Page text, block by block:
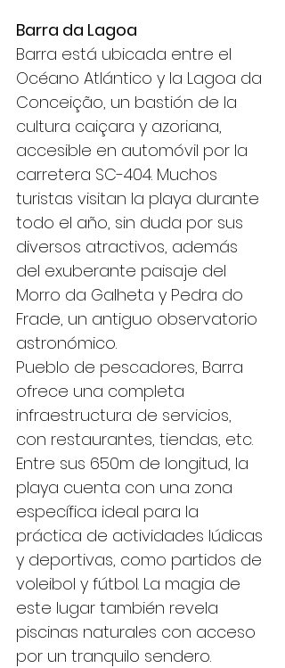
Barra da Lagoa
Barra está ubicada entre el
Océano Atlántico y la Lagoa da
Conceição, un bastión de la
cultura caiçara y azoriana,
accesible en automóvil por la
carretera SC-404. Muchos
turistas visitan la playa durante
todo el año, sin duda por sus
diversos atractivos, además
del exuberante paisaje del
Morro da Galheta y Pedra do
Frade, un antiguo observatorio
astronómico.
Pueblo de pescadores, Barra
ofrece una completa
infraestructura de servicios,
con restaurantes, tiendas, etc.
Entre sus 650m de longitud, la
playa cuenta con una zona
específica ideal para la
práctica de actividades lúdicas
y deportivas, como partidos de
voleibol y fútbol. La magia de
este lugar también revela
piscinas naturales con acceso
por un tranquilo sendero.